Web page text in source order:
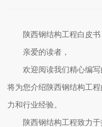
陕西钢结构工程白皮书
亲爱的读者，
欢迎阅读我们精心编
将为您介绍陕西钢结构工
力和行业经验。
陕西钢结构工程致力